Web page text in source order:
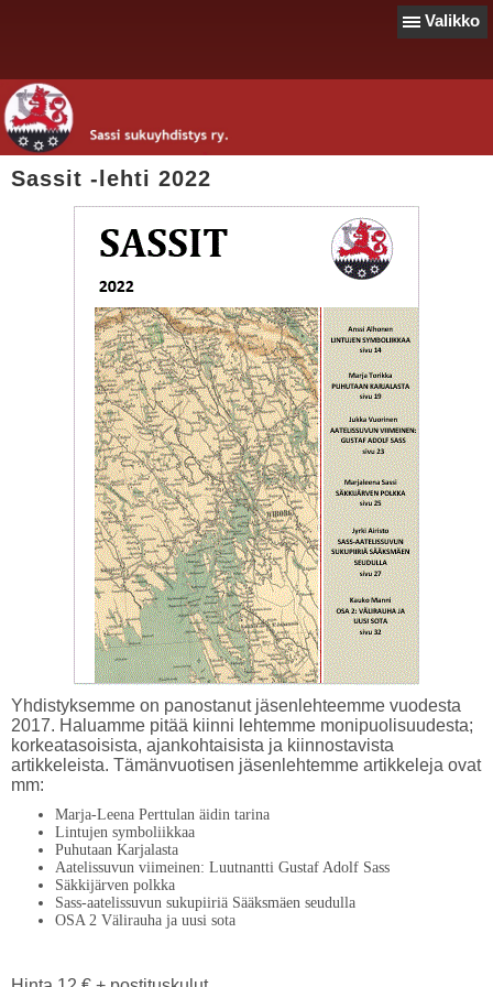
Valikko
Sassit -lehti 2022
Yhdistyksemme on panostanut jäsenlehteemme vuodesta
2017. Haluamme pitää kiinni lehtemme monipuolisuudesta;
korkeatasoisista, ajankohtaisista ja kiinnostavista
artikkeleista. Tämänvuotisen jäsenlehtemme artikkeleja ovat
mm:
Marja-Leena Perttulan äidin tarina
Lintujen symboliikkaa
Puhutaan Karjalasta
Aatelissuvun viimeinen: Luutnantti Gustaf Adolf Sass
Säkkijärven polkka
Sass-aatelissuvun sukupiiriä Sääksmäen seudulla
OSA 2 Välirauha ja uusi sota